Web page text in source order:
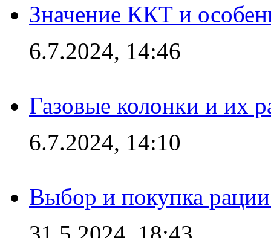
Значение ККТ и
6.7.2024, 14:46
Газовые колонки и их
6.7.2024, 14:10
Выбор и покупка